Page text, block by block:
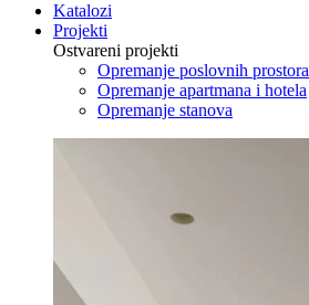
Katalozi
Projekti
Ostvareni projekti
Opremanje poslovnih prostora
Opremanje apartmana i hotela
Opremanje stanova